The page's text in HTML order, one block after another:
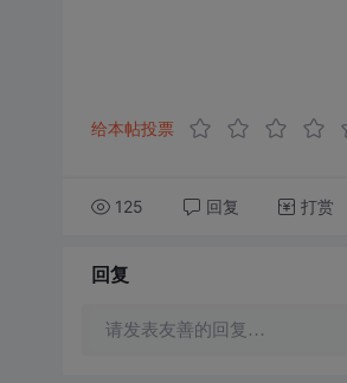
给本帖投票
125 回复 打赏
回复
请发表友善的回复…